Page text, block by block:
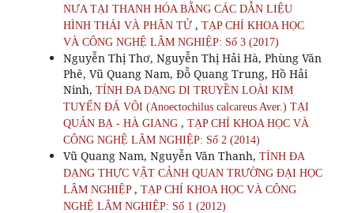
NƯA TẠI THANH HÓA BẰNG CÁC DẪN LIỆU
HÌNH THÁI VÀ PHÂN TỬ , TẠP CHÍ KHOA HỌC
VÀ CÔNG NGHỆ LÂM NGHIỆP: Số 3 (2017)
Nguyễn Thị Thơ, Nguyễn Thị Hải Hà, Phùng Văn
Phê, Vũ Quang Nam, Đỗ Quang Trung, Hồ Hải
Ninh, TÍNH ĐA DẠNG DI TRUYỀN LOÀI KIM
TUYẾN ĐÁ VÔI (Anoectochilus calcareus Aver.) TẠI
QUẢN BẠ - HÀ GIANG , TẠP CHÍ KHOA HỌC VÀ
CÔNG NGHỆ LÂM NGHIỆP: Số 2 (2014)
Vũ Quang Nam, Nguyễn Văn Thanh, TÍNH ĐA
DẠNG THỰC VẬT CẢNH QUAN TRƯỜNG ĐẠI HỌC
LÂM NGHIỆP , TẠP CHÍ KHOA HỌC VÀ CÔNG
NGHỆ LÂM NGHIỆP: Số 1 (2012)